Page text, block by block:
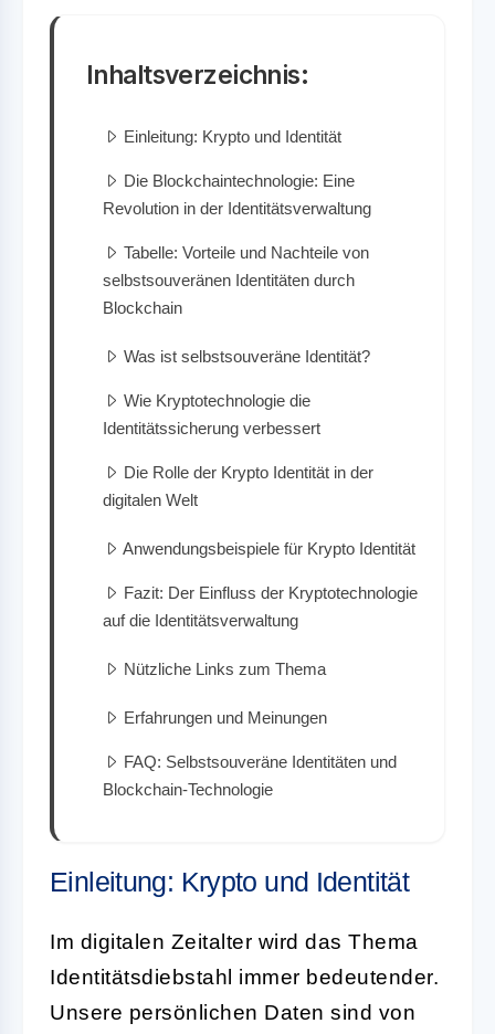
Inhaltsverzeichnis:
Einleitung: Krypto und Identität
Die Blockchaintechnologie: Eine
Revolution in der Identitätsverwaltung
Tabelle: Vorteile und Nachteile von
selbstsouveränen Identitäten durch
Blockchain
Was ist selbstsouveräne Identität?
Wie Kryptotechnologie die
Identitätssicherung verbessert
Die Rolle der Krypto Identität in der
digitalen Welt
Anwendungsbeispiele für Krypto Identität
Fazit: Der Einfluss der Kryptotechnologie
auf die Identitätsverwaltung
Nützliche Links zum Thema
Erfahrungen und Meinungen
FAQ: Selbstsouveräne Identitäten und
Blockchain-Technologie
Einleitung: Krypto und Identität
Im digitalen Zeitalter wird das Thema
Identitätsdiebstahl immer bedeutender.
Unsere persönlichen Daten sind von